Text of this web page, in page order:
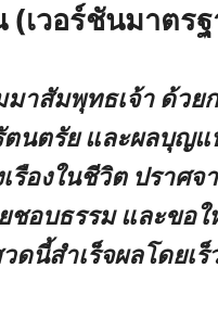
(เวอร์ชันมาตร
าสัมพุทธเจ้า ด้วย
นตรัย และผลบุญ
รืองในชีวิต ปราศจ
ชอบธรรม และขอใ
นี้สำเร็จผลโดยเร็